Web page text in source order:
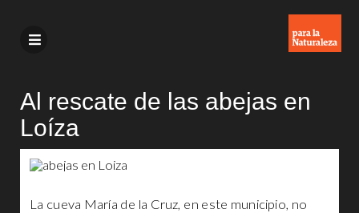
Al rescate de las abejas en
Loíza
La cueva María de la Cruz, en este municipio, no